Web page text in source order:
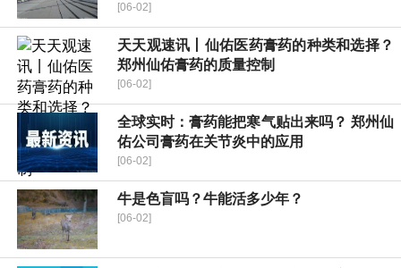
[06-02]
天天观速讯丨仙佑医药膏药的种类和选择？
郑州仙佑膏药的质量控制
[06-02]
全球实时：膏药能把寒气贴出来吗？ 郑州仙
佑公司膏药在关节炎中的应用
[06-02]
牛是色盲吗？牛能活多少年？
[06-02]